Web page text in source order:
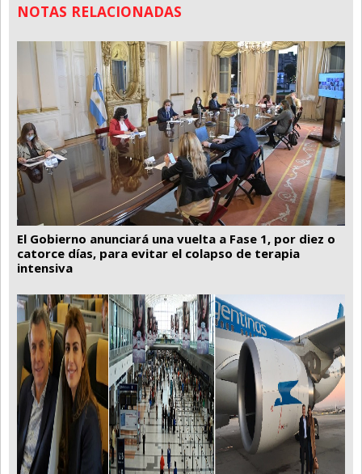
NOTAS RELACIONADAS
El Gobierno anunciará una vuelta a Fase 1, por diez o
catorce días, para evitar el colapso de terapia
intensiva